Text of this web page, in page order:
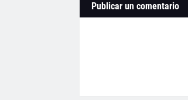
Publicar un comentario